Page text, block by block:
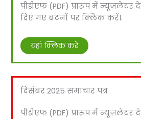
पीडीएफ (PDF) प्रारूप में
दिए गए बटनों पर क्लिक करें।.
यहां क्लिक करें
दिसंबर 2025 समाचार पत्र
पीडीएफ (PDF) प्रारूप में